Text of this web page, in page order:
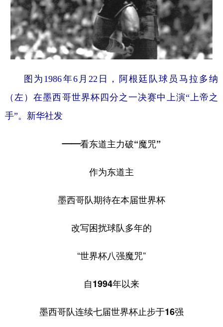
图为1986年6月22日，阿根廷队球员马拉多纳
（左）在墨西哥世界杯四分之一决赛中上演“上帝之
手”。新华社发
——看东道主力破“魔咒”
作为东道主
墨西哥队期待在本届世界杯
改写困扰球队多年的
“世界杯八强魔咒”
自1994年以来
墨西哥队连续七届世界杯止步于16强